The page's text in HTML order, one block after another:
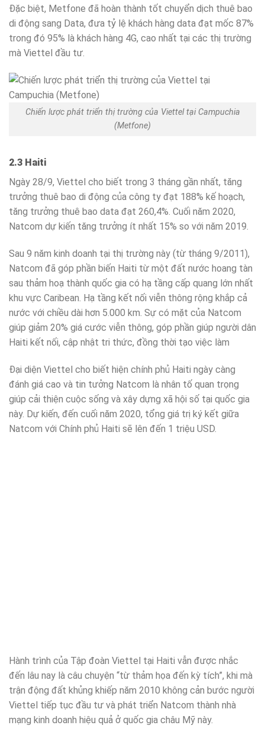
Đặc biệt, Metfone đã hoàn thành tốt chuyển dịch thuê bao
di động sang Data, đưa tỷ lệ khách hàng data đạt mốc 87%
trong đó 95% là khách hàng 4G, cao nhất tại các thị trường
mà Viettel đầu tư.
Chiến lược phát triển thị trường của Viettel tại Campuchia
(Metfone)
2.3 Haiti
Ngày 28/9, Viettel cho biết trong 3 tháng gần nhất, tăng
trưởng thuê bao di động của công ty đạt 188% kế hoạch,
tăng trưởng thuê bao data đạt 260,4%. Cuối năm 2020,
Natcom dự kiến tăng trưởng ít nhất 15% so với năm 2019.
Sau 9 năm kinh doanh tại thị trường này (từ tháng 9/2011),
Natcom đã góp phần biến Haiti từ một đất nước hoang tàn
sau thảm hoạ thành quốc gia có hạ tầng cấp quang lớn nhất
khu vực Caribean. Hạ tầng kết nối viễn thông rộng khắp cả
nước với chiều dài hơn 5.000 km. Sự có mặt của Natcom
giúp giảm 20% giá cước viễn thông, góp phần giúp người dân
Haiti kết nối, cập nhật tri thức, đồng thời tạo việc làm
Đại diện Viettel cho biết hiện chính phủ Haiti ngày càng
đánh giá cao và tin tưởng Natcom là nhân tố quan trọng
giúp cải thiện cuộc sống và xây dựng xã hội số tại quốc gia
này. Dự kiến, đến cuối năm 2020, tổng giá trị ký kết giữa
Natcom với Chính phủ Haiti sẽ lên đến 1 triệu USD.
Hành trình của Tập đoàn Viettel tại Haiti vẫn được nhắc
đến lâu nay là câu chuyện “từ thảm họa đến kỳ tích”, khi mà
trận động đất khủng khiếp năm 2010 không cản bước người
Viettel tiếp tục đầu tư và phát triển Natcom thành nhà
mạng kinh doanh hiệu quả ở quốc gia châu Mỹ này.